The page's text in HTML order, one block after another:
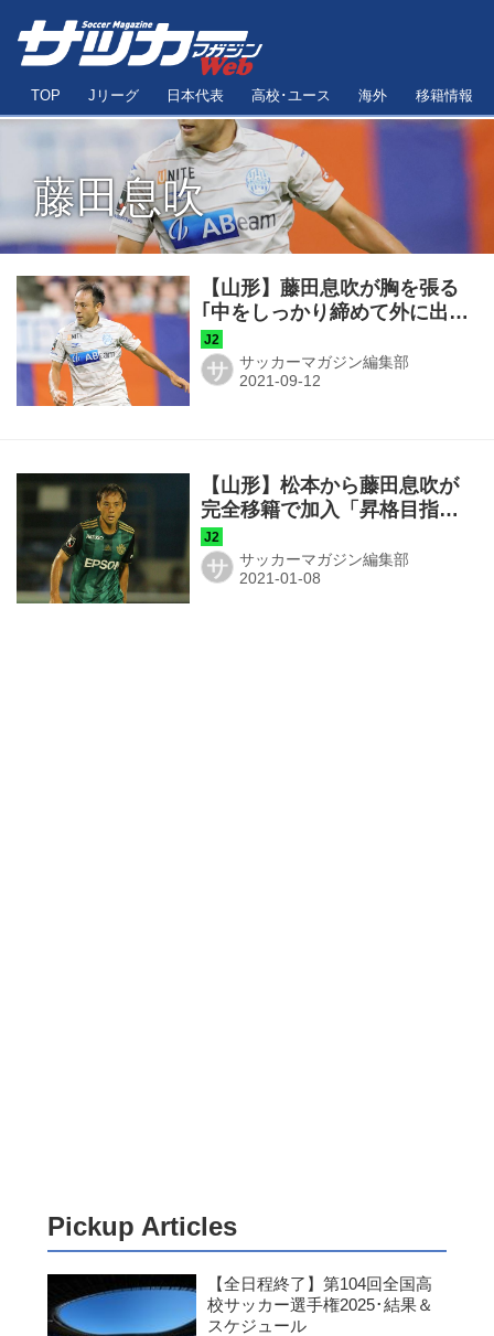
TOP Jリーグ 日本代表 高校･ユース 海外 移籍情報
藤田息吹
【山形】藤田息吹が胸を張る
｢中をしっかり締めて外に出さ
せて｣。鮮やかコンビネーショ
ンの源は「コンパクト」
サ サッカーマガジン編集部
【山形】松本から藤田息吹が
完全移籍で加入「昇格目指し
て頑張ります」
サ サッカーマガジン編集部
Pickup Articles
【全日程終了】第104回全国高
校サッカー選手権2025･結果＆
スケジュール